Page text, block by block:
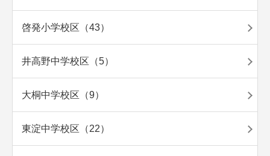
啓発小学校区（43）
井高野中学校区（5）
大桐中学校区（9）
東淀中学校区（22）